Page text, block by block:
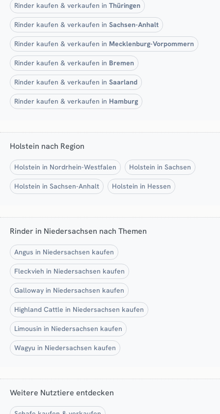
Rinder kaufen & verkaufen in Thüringen
Rinder kaufen & verkaufen in Sachsen-Anhalt
Rinder kaufen & verkaufen in Mecklenburg-Vorpommern
Rinder kaufen & verkaufen in Bremen
Rinder kaufen & verkaufen in Saarland
Rinder kaufen & verkaufen in Hamburg
Holstein nach Region
Holstein in Nordrhein-Westfalen Holstein in Sachsen
Holstein in Sachsen-Anhalt Holstein in Hessen
Rinder in Niedersachsen nach Themen
Angus in Niedersachsen kaufen
Fleckvieh in Niedersachsen kaufen
Galloway in Niedersachsen kaufen
Highland Cattle in Niedersachsen kaufen
Limousin in Niedersachsen kaufen
Wagyu in Niedersachsen kaufen
Weitere Nutztiere entdecken